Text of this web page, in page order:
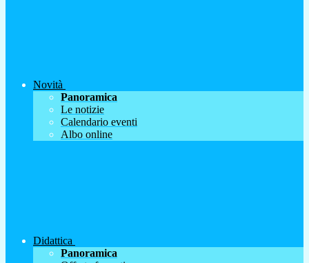
Novità
Panoramica
Le notizie
Calendario eventi
Albo online
Didattica
Panoramica